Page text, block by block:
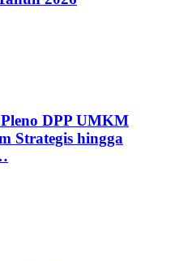
DPP UMKM
Strategis hingga